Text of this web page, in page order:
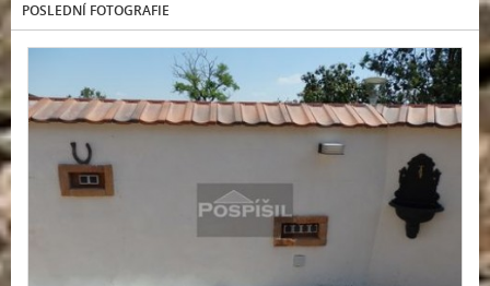
POSLEDNÍ FOTOGRAFIE